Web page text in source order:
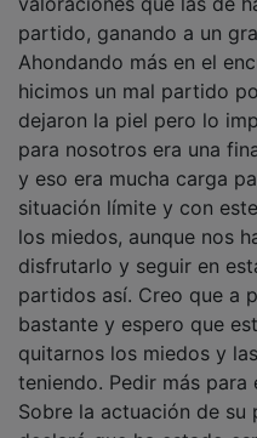
partido, ganando a un
Ahondando más en el
hicimos un mal partido
dejaron la piel pero lo
para nosotros era una
y eso era mucha carga
situación límite y con
los miedos, aunque nos
disfrutarlo y seguir en
partidos así. Creo que a
bastante y espero que
quitarnos los miedos y
teniendo. Pedir más para
Sobre la actuación de
declaró que ha estado